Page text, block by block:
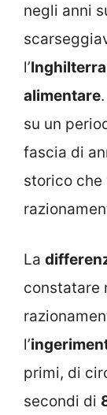
negli anni
l’Inghilterra
alimentare
su un
fascia di
storico che
La
constatare
l’
primi, di
secondi di